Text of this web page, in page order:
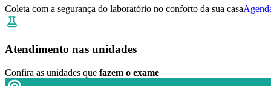
Coleta com a segurança do laboratório no conforto da sua casa
Atendimento nas unidades
Confira as unidades que fazem o exame